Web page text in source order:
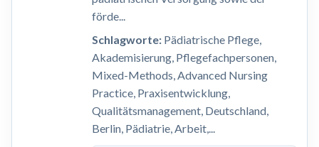
förde...
Schlagworte:Pädiatrische Pflege,
Akademisierung, Pflegefachpersonen,
Mixed-Methods, Advanced Nursing
Practice, Praxisentwicklung,
Qualitätsmanagement, Deutschland,
Berlin, Pädiatrie, Arbeit,...